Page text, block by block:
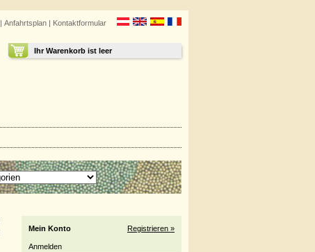
| Anfahrtsplan | Kontaktformular
Ihr Warenkorb ist leer
Mein Konto Registrieren »
Anmelden